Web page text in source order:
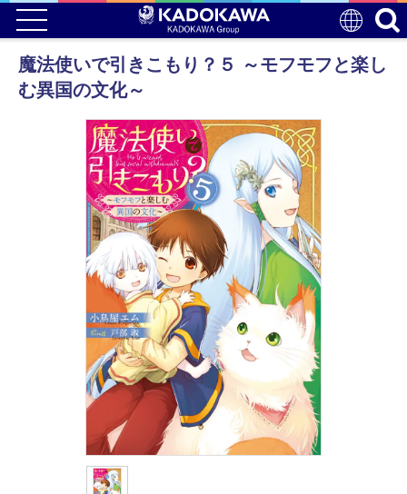
魔法使いで引きこもり？５ ～モフモフと楽し
む異国の文化～